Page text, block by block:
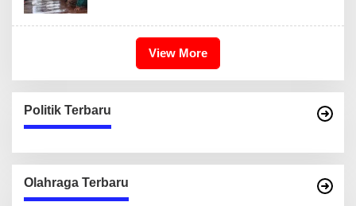
View More
Politik Terbaru
Olahraga Terbaru